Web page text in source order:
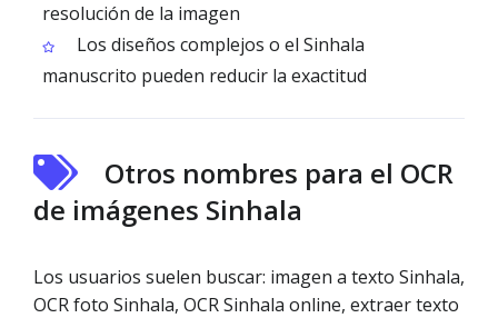
resolución de la imagen
Los diseños complejos o el Sinhala
manuscrito pueden reducir la exactitud
Otros nombres para el OCR
de imágenes Sinhala
Los usuarios suelen buscar: imagen a texto Sinhala,
OCR foto Sinhala, OCR Sinhala online, extraer texto